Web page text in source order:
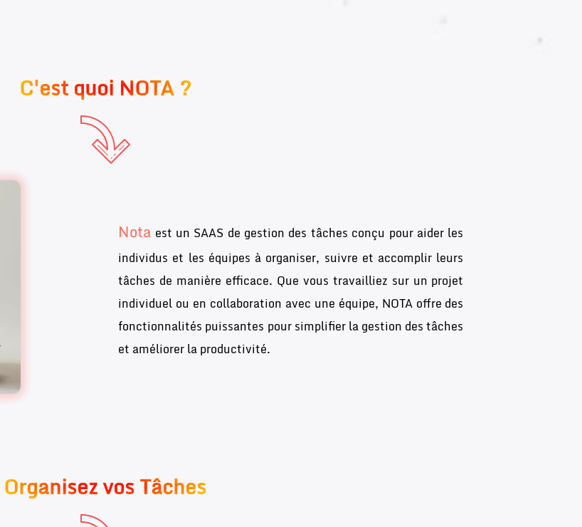
C'est quoi NOTA ?
Nota est un SAAS de gestion des tâches conçu pour aider les
individus et les équipes à organiser, suivre et accomplir leurs
tâches de manière efficace. Que vous travailliez sur un projet
individuel ou en collaboration avec une équipe, NOTA offre des
fonctionnalités puissantes pour simplifier la gestion des tâches
et améliorer la productivité.
Organisez vos Tâches